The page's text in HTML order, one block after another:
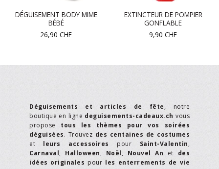
DÉGUISEMENT BODY MIME
BÉBÉ
26,90 CHF
EXTINCTEUR DE POMPIER
GONFLABLE
9,90 CHF
Déguisements et articles de fête, notre
boutique en ligne deguisements-cadeaux.ch vous
propose tous les thèmes pour vos soirées
déguisées. Trouvez des centaines de costumes
et leurs accessoires pour Saint-Valentin,
Carnaval, Halloween, Noël, Nouvel An et des
idées originales pour les enterrements de vie